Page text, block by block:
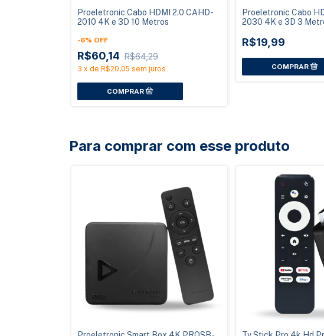
Proeletronic Cabo HDMI 2.0 CAHD-
2010 4K e 3D 10 Metros
-6% OFF
R$60,14 R$64,29
3 x de R$20,05 sem juros
Proeletronic Cabo
2030 4K e 3D 3
R$19,99
Para comprar com esse produto